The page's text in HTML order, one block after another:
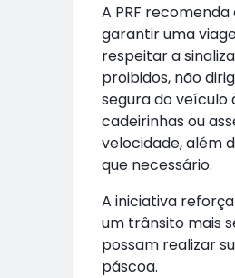
A PRF
garantir uma
respeitar a
proibidos, não
segura do veículo
cadeirinhas ou
velocidade, além
que necessário.
A iniciativa
um trânsito mais
possam realizar
páscoa.